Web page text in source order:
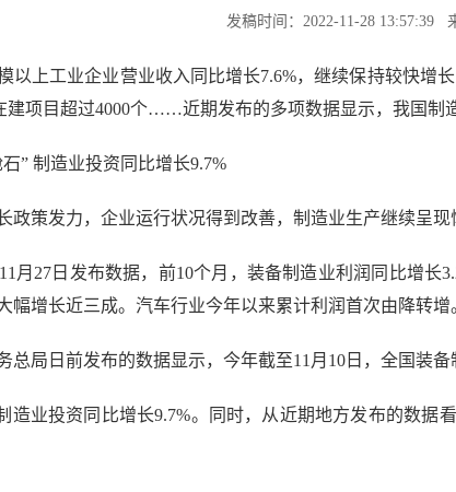
发稿时间：2022-11-28 13:57:39
上工业企业营业收入同比增长7.6%，继续保持较快增长
建项目超过4000个……近期发布的多项数据显示，我国
制造业投资同比增长9.7%
策发力，企业运行状况得到改善，制造业生产继续呈现
27日发布数据，前10个月，装备制造业利润同比增长
幅增长近三成。汽车行业今年以来累计利润首次由降转增
日前发布的数据显示，今年截至11月10日，全国装备
业投资同比增长9.7%。同时，从近期地方发布的数据